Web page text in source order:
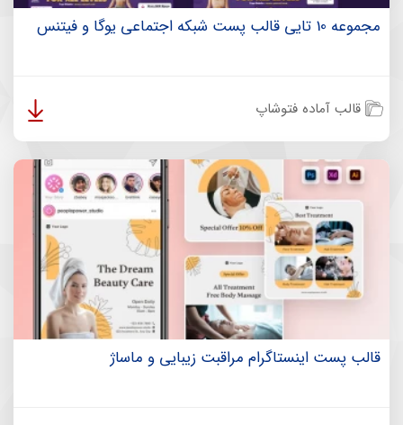
مجموعه 10 تایی قالب پست شبکه اجتماعی یوگا و فیتنس
قالب آماده فتوشاپ
قالب پست اینستاگرام مراقبت زیبایی و ماساژ